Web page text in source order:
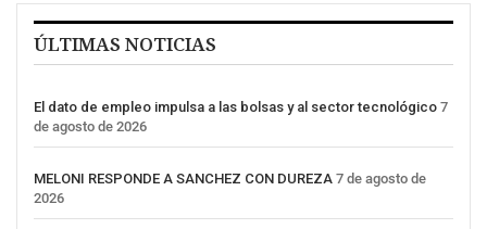
ÚLTIMAS NOTICIAS
El dato de empleo impulsa a las bolsas y al sector tecnológico 7
de agosto de 2026
MELONI RESPONDE A SANCHEZ CON DUREZA 7 de agosto de
2026